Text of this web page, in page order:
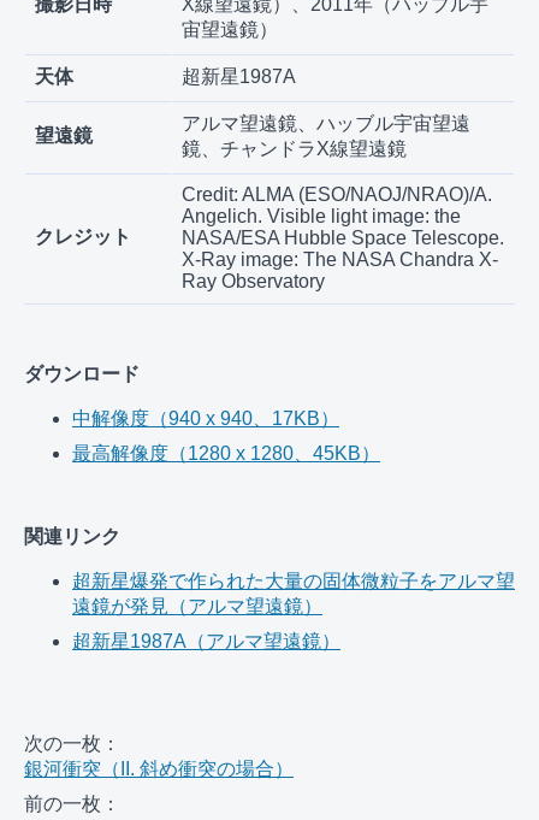
宙望遠鏡）
天体 超新星1987A
望遠鏡
アルマ望遠鏡、ハッブル宇宙望遠
鏡、チャンドラX線望遠鏡
クレジット
Credit: ALMA (ESO/NAOJ/NRAO)/A.
Angelich. Visible light image: the
NASA/ESA Hubble Space Telescope.
X-Ray image: The NASA Chandra X-
Ray Observatory
ダウンロード
中解像度（940 x 940、17KB）
最高解像度（1280 x 1280、45KB）
関連リンク
超新星爆発で作られた大量の固体微粒子をアルマ望
遠鏡が発見（アルマ望遠鏡）
超新星1987A（アルマ望遠鏡）
次の一枚：
銀河衝突（II. 斜め衝突の場合）
前の一枚：